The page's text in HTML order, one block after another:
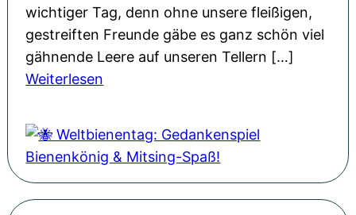
n
e
u
e
w
v
l
r
H
o
f
wichtiger Tag, denn ohne unsere fleißigen,
gestreiften Freunde gäbe es ganz schön viel
gähnende Leere auf unseren Tellern […]
Weiterlesen
e
l
t